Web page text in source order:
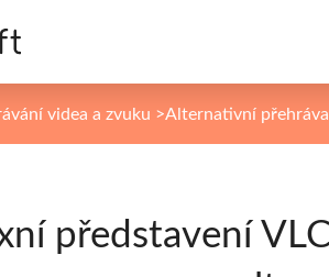
videa a zvuku >Alternativní
představení